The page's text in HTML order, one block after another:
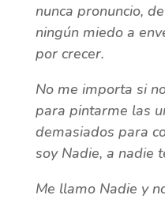
nunca pronuncio,
ningún miedo a
por crecer.
No me importa si
para pintarme las
demasiados para
soy Nadie, a nadie
Me llamo Nadie y